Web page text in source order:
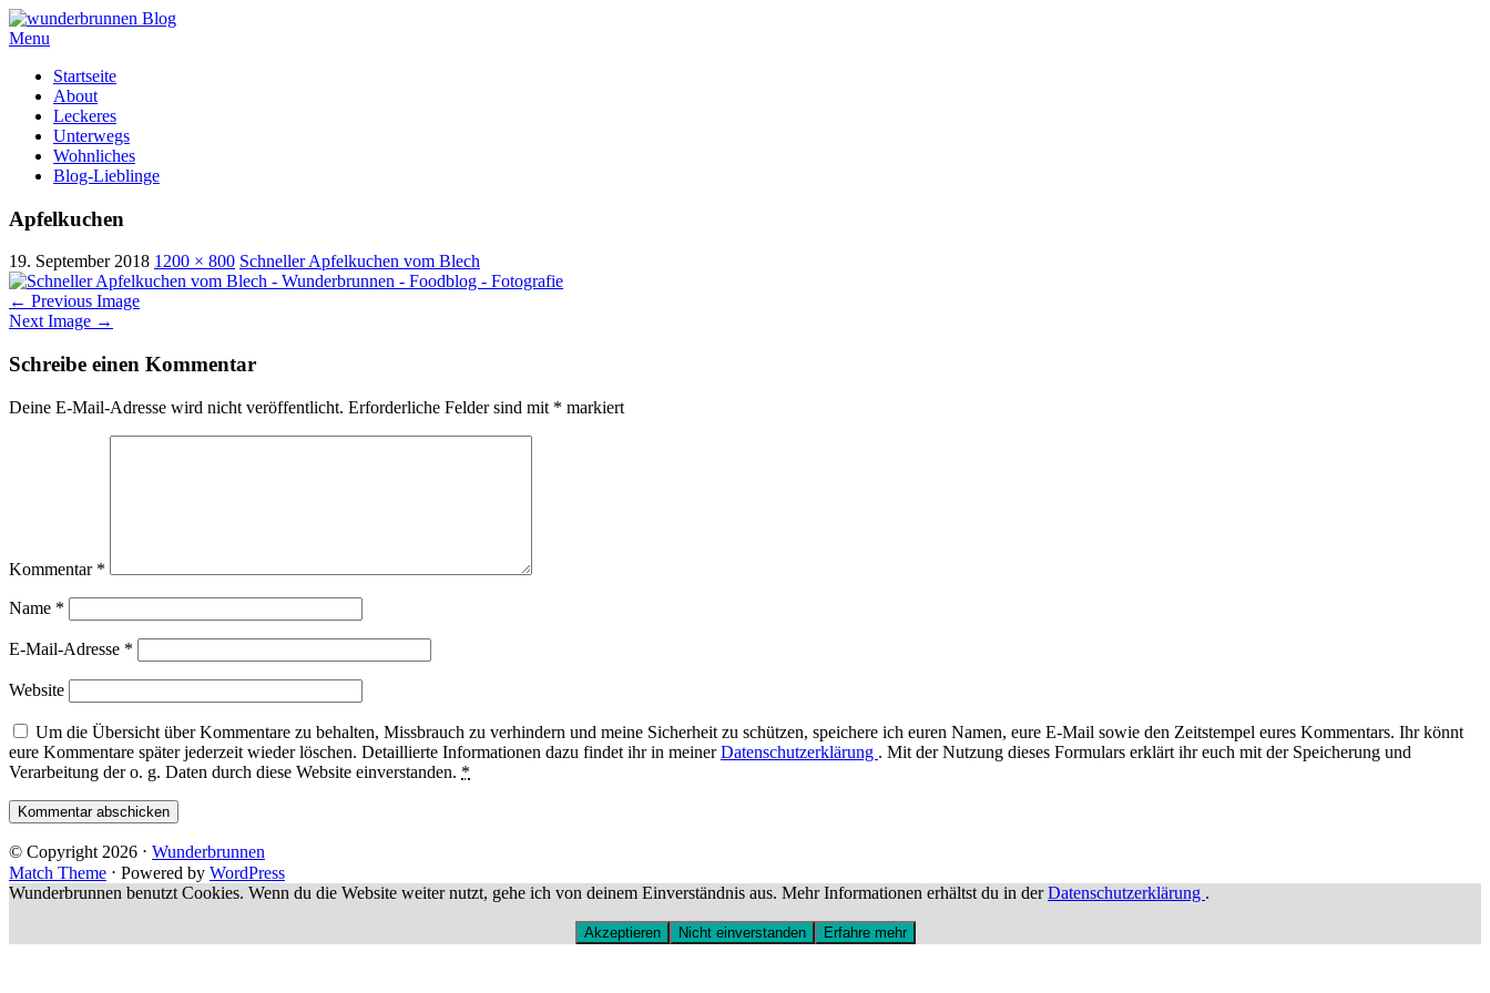
Menu
content
Startseite
About
Leckeres
Unterwegs
Wohnliches
Blog-Lieblinge
Apfelkuchen
19. September 2018 1200 × 800 Schneller Apfelkuchen vom Blech
← Previous Image
Next Image →
Schreibe einen Kommentar
Deine E-Mail-Adresse wird nicht veröffentlicht. Erforderliche Felder sind mit * markiert
Kommentar *
Name *
E-Mail-Adresse *
Website
Um die Übersicht über Kommentare zu behalten, Missbrauch zu verhindern und meine Sicherheit zu schützen, speichere ich euren Namen, eure E-Mail sowie den Zeitstempel eures Kommentars. Ihr könnt
eure Kommentare später jederzeit wieder löschen. Detaillierte Informationen dazu findet ihr in meinerDatenschutzerklärung . Mit der Nutzung dieses Formulars erklärt ihr euch mit der Speicherung und
Verarbeitung der o. g. Daten durch diese Website einverstanden. *
© Copyright 2026 ⋅ Wunderbrunnen
Match Theme ⋅ Powered by WordPress
Wunderbrunnen benutzt Cookies. Wenn du die Website weiter nutzt, gehe ich von deinem Einverständnis aus. Mehr Informationen erhältst du in derDatenschutzerklärung .
Akzeptieren Nicht einverstanden Erfahre mehr